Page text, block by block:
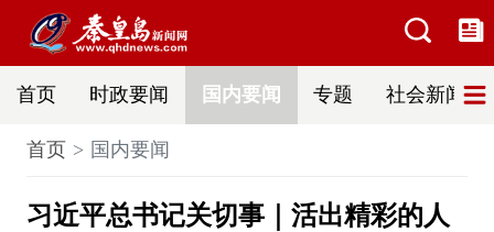
首页 时政要闻 国内要闻 专题 社会新闻
首页 国内要闻
习近平总书记关切事｜活出精彩的人